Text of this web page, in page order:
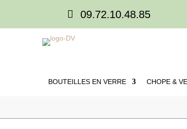
 09.72.10.48.85
BOUTEILLES EN VERRE CHOPE &